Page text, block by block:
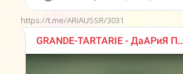
https://t.me/ARiAUSSR/3031